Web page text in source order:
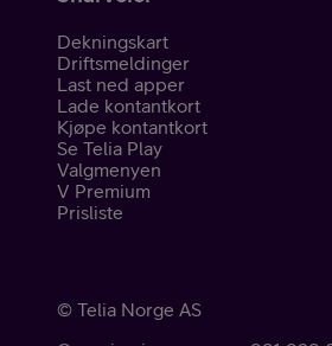
Våre varemerker
Dekningskart
Driftsmeldinger
Last ned apper
Lade kontantkort
Kjøpe kontantkort
Se Telia Play
Valgmenyen
V Premium
Prisliste
© Telia Norge AS